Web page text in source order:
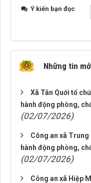
Ý kiến bạn đọc
Những tin
Xã Tân Quới tổ
hành động phòng,
(02/07/2026)
Công an xã
hành động phòng,
(02/07/2026)
Công an xã Hiệp